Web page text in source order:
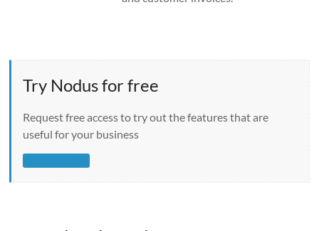
Try Nodus for free
Request free access to try out the features that are
useful for your business